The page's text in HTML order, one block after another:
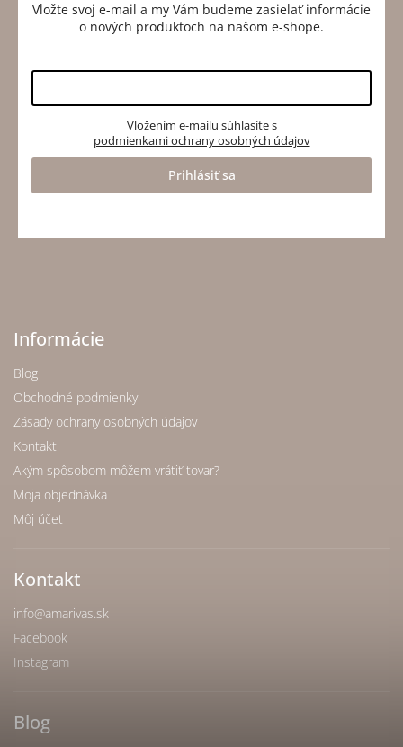
Vložte svoj e-mail a my Vám budeme zasielať informácie
o nových produktoch na našom e-shope.
Vložením e-mailu súhlasíte s
podmienkami ochrany osobných údajov
Prihlásiť sa
Informácie
Blog
Obchodné podmienky
Zásady ochrany osobných údajov
Kontakt
Akým spôsobom môžem vrátiť tovar?
Moja objednávka
Môj účet
Kontakt
info@amarivas.sk
Facebook
Instagram
Blog